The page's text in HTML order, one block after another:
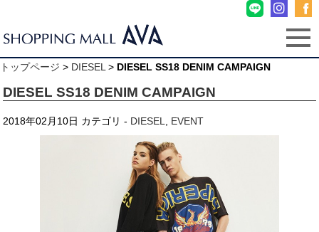
トップページ > DIESEL > DIESEL SS18 DENIM CAMPAIGN
DIESEL SS18 DENIM CAMPAIGN
2018年02月10日 カテゴリ - DIESEL EVENT